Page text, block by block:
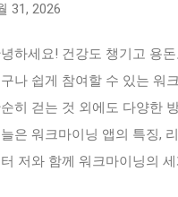
31, 2026
하세요! 건강도 챙기고 용
나 쉽게 참여할 수 있는 워
히 걷는 것 외에도 다양한
은 워크마이닝 앱의 특징,
저와 함께 워크마이닝의